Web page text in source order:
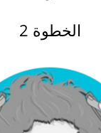
الخطوة 2